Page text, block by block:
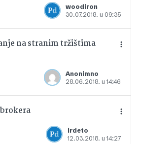
woodiron
30.07.2018. u 09:35
Dodajte u favorite
na stranim tržištima
Anonimno
28.06.2018. u 14:46
Dodajte u favorite
irdeto
12.03.2018. u 14:27
Dodajte u favorite